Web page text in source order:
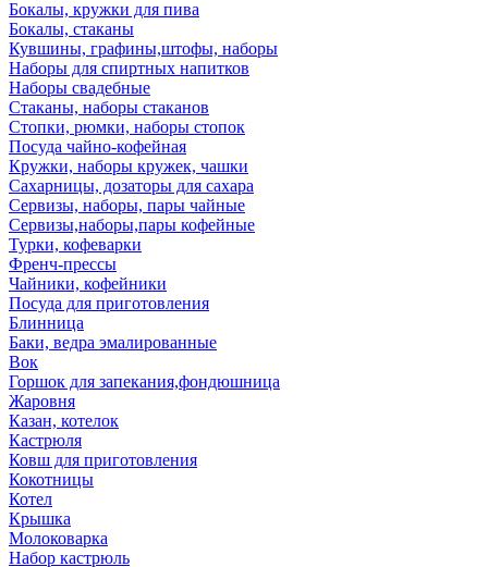
Бокалы, кружки для пива
Бокалы, стаканы
Кувшины, графины,штофы, наборы
Наборы для спиртных напитков
Наборы свадебные
Стаканы, наборы стаканов
Стопки, рюмки, наборы стопок
Посуда чайно-кофейная
Кружки, наборы кружек, чашки
Сахарницы, дозаторы для сахара
Сервизы, наборы, пары чайные
Сервизы,наборы,пары кофейные
Турки, кофеварки
Френч-прессы
Чайники, кофейники
Посуда для приготовления
Блинница
Баки, ведра эмалированные
Вок
Горшок для запекания,фондюшница
Жаровня
Казан, котелок
Кастрюля
Ковш для приготовления
Кокотницы
Котел
Крышка
Молоковарка
Набор кастрюль